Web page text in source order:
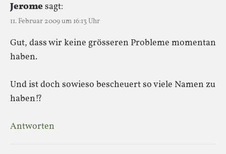
Jeromesagt:
11. Februar 2009 um 16:13 Uhr
Gut, dass wir keine grösseren Probleme momentan
haben.
Und ist doch sowieso bescheuert so viele Namen zu
haben!?
Antworten